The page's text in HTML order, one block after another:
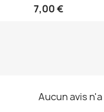
7,00 €
Aucun avis